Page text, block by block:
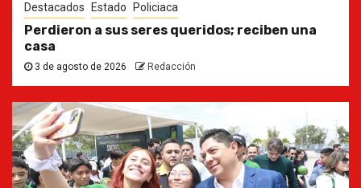
Destacados Estado Policiaca
Perdieron a sus seres queridos; reciben una
casa
3 de agosto de 2026 Redacción